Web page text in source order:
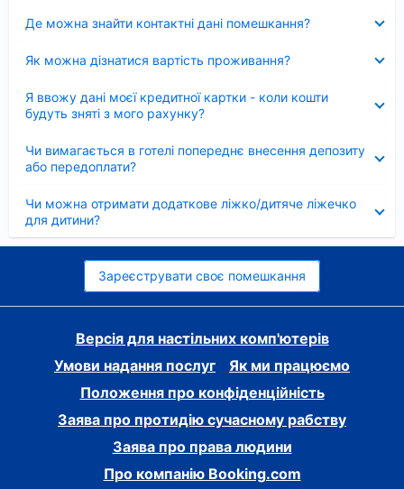
Де можна знайти контактні дані помешкання?
Як можна дізнатися вартість проживання?
Я ввожу дані моєї кредитної картки - коли кошти
будуть зняті з мого рахунку?
Чи вимагається в готелі попереднє внесення депозиту
або передоплати?
Чи можна отримати додаткове ліжко/дитяче ліжечко
для дитини?
Зареєструвати своє помешкання
Версія для настільних комп'ютерів
Умови надання послуг
Як ми працюємо
Положення про конфіденційність
Заява про протидію сучасному рабству
Заява про права людини
Про компанію Booking.com